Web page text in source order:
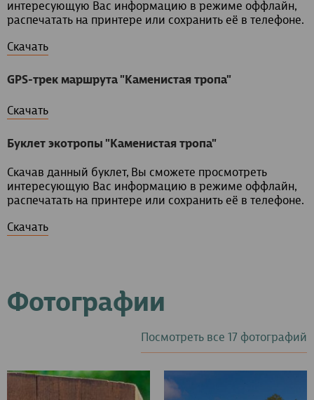
интересующую Вас информацию в режиме оффлайн,
распечатать на принтере или сохранить её в телефоне.
Скачать
GPS-трек маршрута "Каменистая тропа"
Скачать
Буклет экотропы "Каменистая тропа"
Скачав данный буклет, Вы сможете просмотреть
интересующую Вас информацию в режиме оффлайн,
распечатать на принтере или сохранить её в телефоне.
Скачать
Фотографии
Посмотреть все 17 фотографий